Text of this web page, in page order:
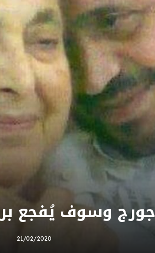
جورج وسوف يُفجع
21/02/2020